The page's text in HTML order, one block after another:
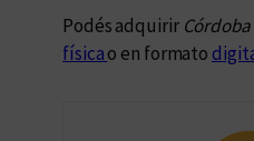
Podés adquirir
físicao en formato